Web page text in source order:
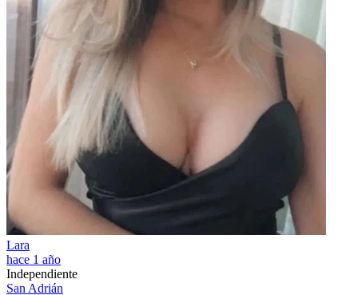
Lara
hace 1 año
Independiente
San Adrián